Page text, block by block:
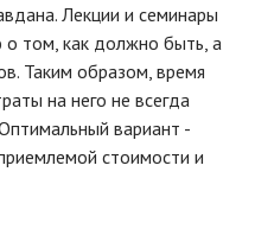
Лекции и семинары
том, как должно быть, а
Таким образом, время
на него не всегда
вариант -
стоимости и